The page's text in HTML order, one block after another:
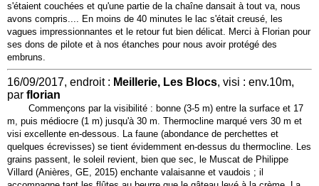
s'étaient couchées et qu'une partie de la chaîne dansait à tout va, nous
avons compris.... En moins de 40 minutes le lac s'était creusé, les
vagues impressionnantes et le retour fut bien délicat. Merci à Florian pour
ses dons de pilote et à nos étanches pour nous avoir protégé des
embruns.
16/09/2017, endroit : Meillerie, Les Blocs, visi : env.10m,
par florian
Commençons par la visibilité : bonne (3-5 m) entre la surface et 17
m, puis médiocre (1 m) jusqu'à 30 m. Thermocline marqué vers 30 m et
visi excellente en-dessous. La faune (abondance de perchettes et
quelques écrevisses) se tient évidemment en-dessus du thermocline. Les
grains passent, le soleil revient, bien que sec, le Muscat de Philippe
Villard (Anières, GE, 2015) enchante valaisanne et vaudois ; il